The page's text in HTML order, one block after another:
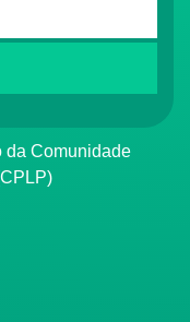
da Comunidade